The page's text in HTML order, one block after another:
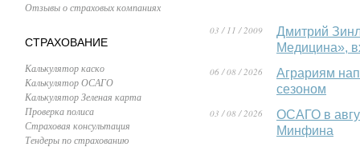
Отзывы о страховых компаниях
СТРАХОВАНИЕ
Калькулятор каско
Калькулятор ОСАГО
Калькулятор Зеленая карта
Проверка полиса
Страховая консультация
Тендеры по страхованию
03 / 11 / 2009
Дмитрий
Медицина»,
06 / 08 / 2026
Аграриям
сезоном
03 / 08 / 2026
ОСАГО в
Минфина